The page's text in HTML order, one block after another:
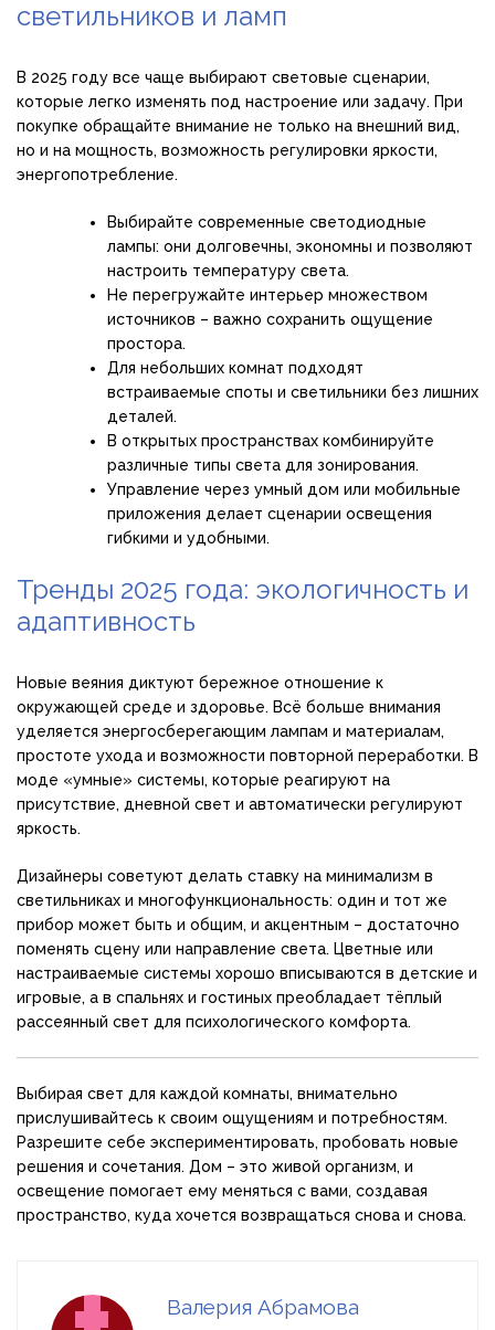
светильников и ламп
В 2025 году все чаще выбирают световые сценарии,
которые легко изменять под настроение или задачу. При
покупке обращайте внимание не только на внешний вид,
но и на мощность, возможность регулировки яркости,
энергопотребление.
Выбирайте современные светодиодные
лампы: они долговечны, экономны и позволяют
настроить температуру света.
Не перегружайте интерьер множеством
источников – важно сохранить ощущение
простора.
Для небольших комнат подходят
встраиваемые споты и светильники без лишних
деталей.
В открытых пространствах комбинируйте
различные типы света для зонирования.
Управление через умный дом или мобильные
приложения делает сценарии освещения
гибкими и удобными.
Тренды 2025 года: экологичность и
адаптивность
Новые веяния диктуют бережное отношение к
окружающей среде и здоровье. Всё больше внимания
уделяется энергосберегающим лампам и материалам,
простоте ухода и возможности повторной переработки. В
моде «умные» системы, которые реагируют на
присутствие, дневной свет и автоматически регулируют
яркость.
Дизайнеры советуют делать ставку на минимализм в
светильниках и многофункциональность: один и тот же
прибор может быть и общим, и акцентным – достаточно
поменять сцену или направление света. Цветные или
настраиваемые системы хорошо вписываются в детские и
игровые, а в спальнях и гостиных преобладает тёплый
рассеянный свет для психологического комфорта.
Выбирая свет для каждой комнаты, внимательно
прислушивайтесь к своим ощущениям и потребностям.
Разрешите себе экспериментировать, пробовать новые
решения и сочетания. Дом – это живой организм, и
освещение помогает ему меняться с вами, создавая
пространство, куда хочется возвращаться снова и снова.
Валерия Абрамова